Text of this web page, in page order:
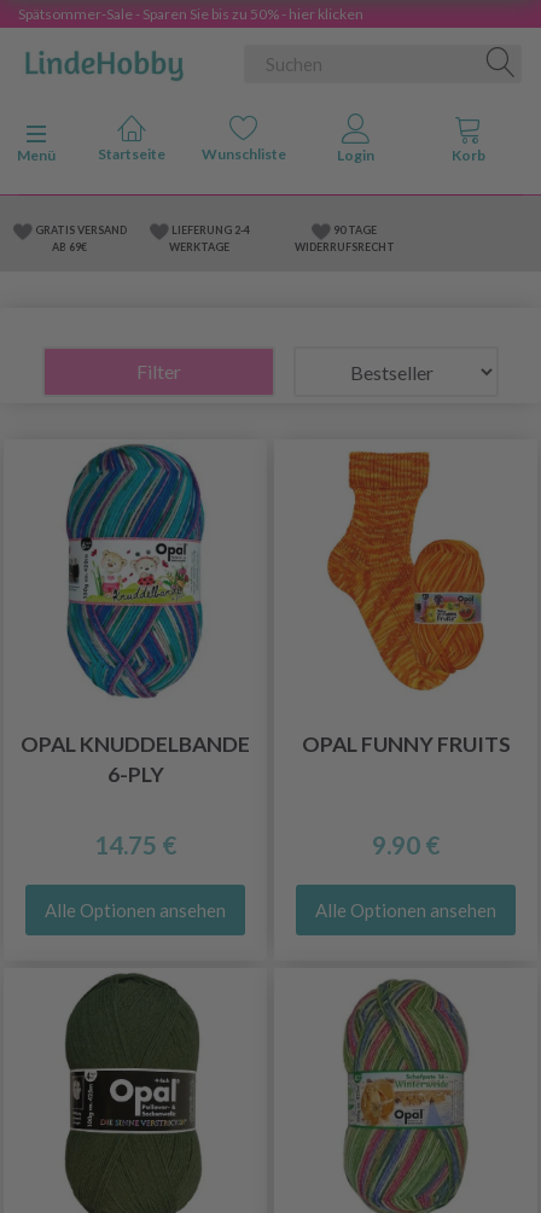
Spätsommer-Sale - Sparen Sie bis zu 50% - hier klicken
Anzeige ändern
Menü
GRATIS VERSAND
AB 69€
LIEFERUNG 2-4
WERKTAGE
90 TAGE
WIDERRUFSRECHT
Filter
OPAL KNUDDELBANDE
6-PLY
14.75 €
Alle Optionen ansehen
OPAL FUNNY FRUITS
9.90 €
Alle Optionen ansehen